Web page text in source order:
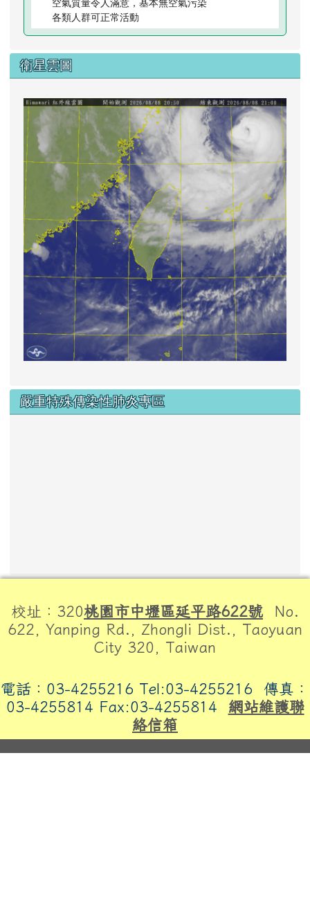
各類人群可正常活動
衛星雲圖
link
嚴重特殊傳染性肺炎專區
校址：320桃園市中壢區延平路622號 No.
622, Yanping Rd., Zhongli Dist., Taoyuan
City 320, Taiwan
電話：03-4255216 Tel:03-4255216 傳真：
03-4255814 Fax:03-4255814 網站維護聯
絡信箱